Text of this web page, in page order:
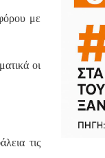
με
οι
τις